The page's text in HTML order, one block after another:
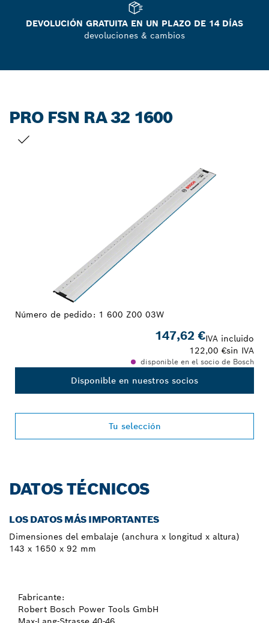
DEVOLUCIÓN GRATUITA EN UN PLAZO DE 14 DÍAS
devoluciones & cambios
PRO FSN RA 32 1600
Número de pedido: 1 600 Z00 03W
147,62 €IVA incluido
122,00 €sin IVA
disponible en el socio de Bosch
Disponible en nuestros socios
Tu selección
DATOS TÉCNICOS
LOS DATOS MÁS IMPORTANTES
Dimensiones del embalaje (anchura x longitud x altura)
143 x 1650 x 92 mm
Fabricante:
Robert Bosch Power Tools GmbH